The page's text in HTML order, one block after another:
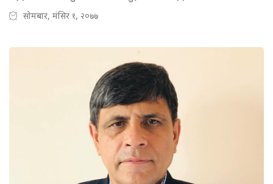
सोमबार, मंसिर १, २०७७